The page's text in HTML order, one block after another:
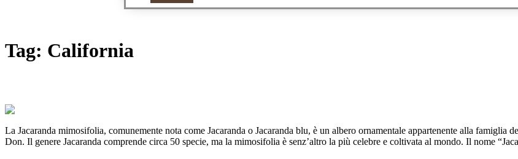
Tag: California
La Jacaranda mimosifolia, comunemente nota come Jacaranda o Jacaranda blu, è un albero ornamentale appartenente alla
Don. Il genere Jacaranda comprende circa 50 specie, ma la mimosifolia è senz’altro la più celebre e coltivata al mondo. Il nome